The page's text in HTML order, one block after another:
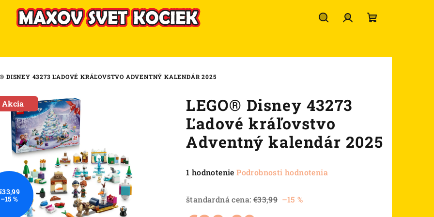
košík
DISNEY 43273 ĽADOVÉ KRÁĽOVSTVO ADVENTNÝ KALENDÁR 2025
LEGO® Disney 43273
Ľadové kráľovstvo
Adventný kalendár 2025
Priemerné
produktu
1 hodnotenie Podrobnosti hodnotenia
štandardná cena: €33,99 –15 %
Akcia
–15 %